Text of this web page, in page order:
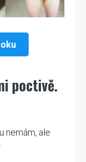
poctivě.
nemám, ale